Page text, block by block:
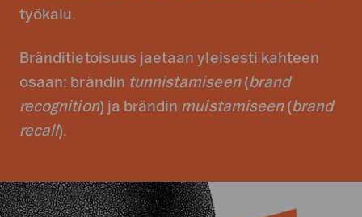
työkalu.
Bränditietoisuus jaetaan yleisesti kahteen
osaan: brändin tunnistamiseen(brand
recognition) ja brändin muistamiseen(brand
recall).